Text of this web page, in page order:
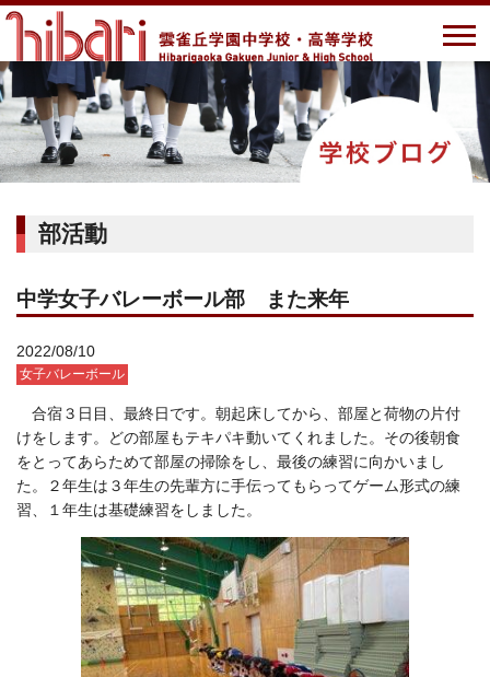
部活動
中学女子バレーボール部 また来年
2022/08/10
女子バレーボール
合宿３日目、最終日です。朝起床してから、部屋と荷物の片付
けをします。どの部屋もテキパキ動いてくれました。その後朝食
をとってあらためて部屋の掃除をし、最後の練習に向かいまし
た。２年生は３年生の先輩方に手伝ってもらってゲーム形式の練
習、１年生は基礎練習をしました。